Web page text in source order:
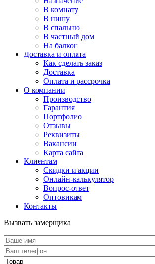
В комнату
В нишу
В спальню
В частный дом
На балкон
Доставка и оплата
Как сделать заказ
Доставка
Оплата и рассрочка
О компании
Производство
Гарантия
Портфолио
Отзывы
Реквизиты
Вакансии
Карта сайта
Клиентам
Скидки и акции
Онлайн-калькулятор
Вопрос-ответ
Оптовикам
Контакты
Вызвать замерщика